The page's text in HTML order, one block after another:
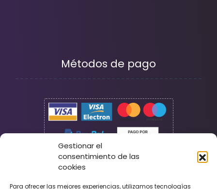
Gestionar el
consentimiento de las
cookies
Para ofrecer las mejores experiencias, utilizamos tecnologías
Métodos de pago